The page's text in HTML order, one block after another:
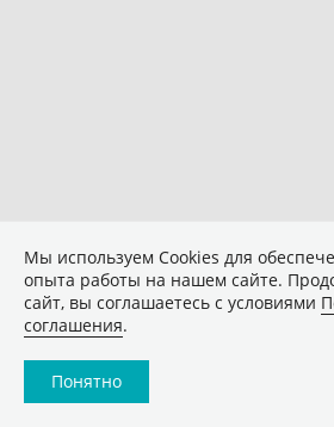
Мы используем Сookies для
опыта работы на нашем сайте.
сайт, вы соглашаетесь с условиями
соглашения.
Понятно